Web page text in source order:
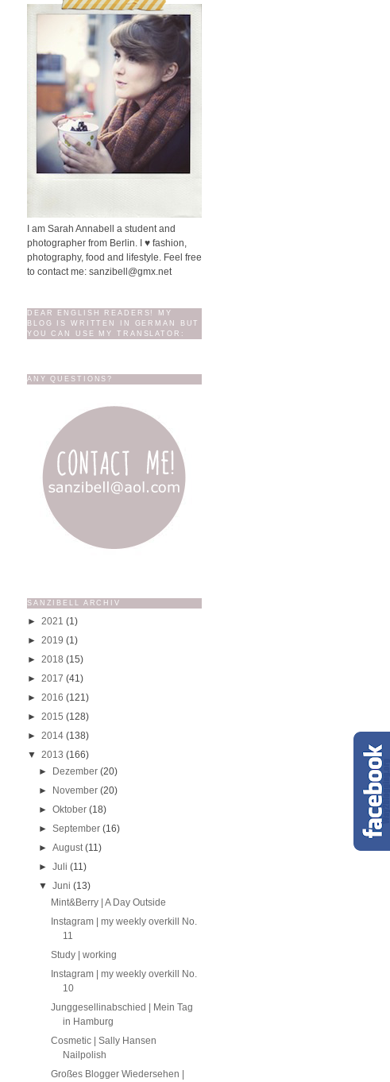
I am Sarah Annabell a student and
photographer from Berlin. I ♥ fashion,
photography, food and lifestyle. Feel free
to contact me: sanzibell@gmx.net
DEAR ENGLISH READERS! MY
BLOG IS WRITTEN IN GERMAN BUT
YOU CAN USE MY TRANSLATOR:
ANY QUESTIONS?
SANZIBELL ARCHIV
► 2021 (1)
► 2019 (1)
► 2018 (15)
► 2017 (41)
► 2016 (121)
► 2015 (128)
► 2014 (138)
▼ 2013 (166)
►
Dezember(20)
►
November(20)
►Oktober(18)
►September(16)
►August(11)
►Juli(11)
▼Juni(13)
Mint&Berry | A Day Outside
Instagram | my weekly overkill No.
11
Study | working
Instagram | my weekly overkill No.
10
Junggesellinabschied | Mein Tag
in Hamburg
Cosmetic | Sally Hansen
Nailpolish
Großes Blogger Wiedersehen |